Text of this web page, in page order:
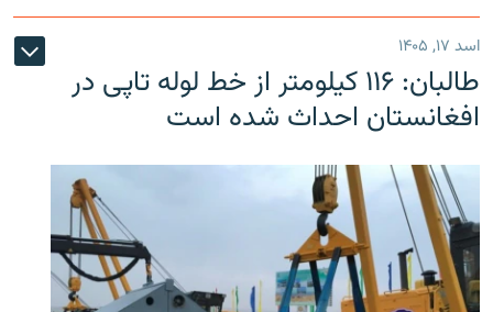
اسد ۱۷, ۱۴۰۵
طالبان: ۱۱۶ کیلومتر از خط لوله تاپی در
افغانستان احداث شده است